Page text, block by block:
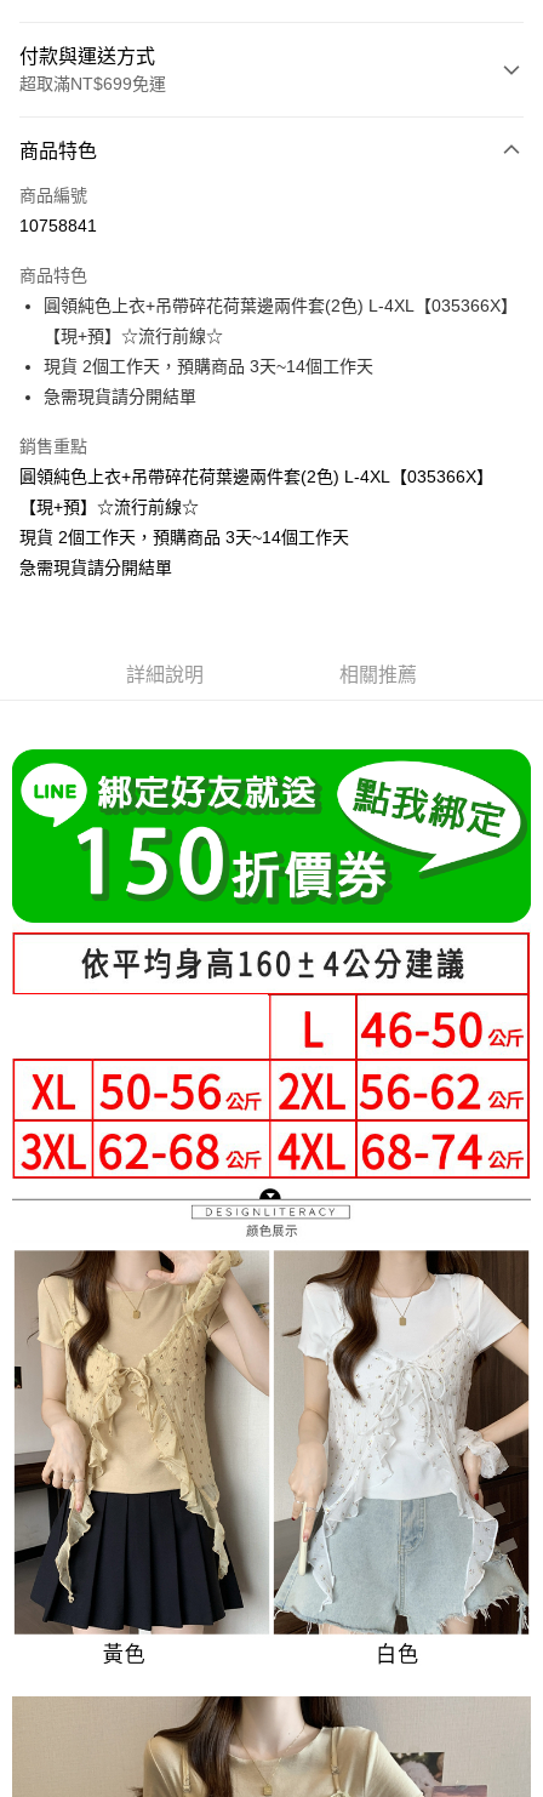
付款與運送方式
超取滿NT$699免運
信用卡一次付款
超商取貨付款
Apple Pay
街口支付
悠遊付
Google Pay
全支付
大哥付你分期
2.付款方式選擇「大哥付你分期」，訂單成立後會自動跳轉到大哥付的交易
4.訂單成立30分鐘內，如未前往確認交易或遇審核未通過，訂單將自動取
消。如遇「轉專審核」未通過狀況，表示未達大哥付你分期系統評分，恕無
法說明評估內容。
【繳款方式說明】
1.分期款項不併入電信帳單，「大哥付你分期」於每月結算日後寄送繳費提
2.透過簡訊連結打開帳單後，可選擇「超商條碼／台灣大直營門市／銀行轉
帳／街口支付／iPASS MONEY」等通路繳費。
【注意事項】
1.本服務係由「台灣大哥大股份有限公司」（以下簡稱本公司）所提供，讓
用戶於交易時，得透過本服務購買商品或服務，並由商店將買賣／分期付款
買賣價金債權讓與本公司後，依約使用本公司帳單繳交帳款。
2.基於同意付款使用「大哥付你分期」之契約關係目的，商店將以您的個人
資料（包含姓名、電話或地址）提供予台灣大哥大進項蒐集、處理及利用，
由本公司與您本人進行分期帳單所需資料之確認、核對及更正。
3.完整用戶服務條款，請詳閱以下連結：https://oppay.tw/userRule
１．簡單：不需註冊會員、不需綁卡、不需儲值。
２．便利：只要手機號碼，簡訊認證，即可結帳。
３．安心：先確認商品／服務後，再付款。
【「AFTEE先享後付」結帳流程】
１．於結帳方式選擇「AFTEE先享後付」後，將跳轉至「AFTEE先享後付」
結帳頁面，進行簡訊認證並確認金額後，即可完成結帳。
２．訂單成立數日內，您將收到繳費通知簡訊。
ATM／網路銀行／等多元方式進行付款，方視為交易完成。
※ 請注意：結帳手續完成當下不需立刻繳費，但若您需要取消訂單，請聯絡
※ 交易是否成功請以「AFTEE先享後付 」之結帳頁面顯示為準，若有關於
是否繳費成功／繳費後需取消欲退款等相關疑問，請聯繫「AFTEE先享後付
客戶支援中心」 https://netprotections.freshdesk.com/support/home
【注意事項】
１．透過由恩沛科技股份有限公司提供之「AFTEE先享後付」服務完成之交
易，需依本服務之必要範圍內提供個人資料，並將交易相關給付款項請求債
權轉讓予恩沛科技股份有限公司。
２．關於個人資料處理事宜，請瀏覽以下網址：
https://aftee.tw/terms/#terms3
３．未成年的使用者請事先徵得法定代理人或監護人之同意方可使用
「AFTEE先享後付」，若未經同意申辦者引起之損失，本公司不負相關責
任。
４．使用「AFTEE先享後付」時，將依據個別帳號之用戶狀況，依本公司即
時審查核予不同之上限額度；若仍有額度不足之情形，本公司將視審查結果
請求用戶進行身份認證。
５．嚴禁一人註冊多個帳號或使用他人資訊註冊。若發現惡意使用之情形，
恩沛科技股份有限公司將有權停止該用戶之使用額度並採取法律行動。
相關說明
「Hami Point」為中華電信所提供之點數服務，可於會員專區綁定中華電信
會員帳號後，即可在購物車使用 Hami Point 折抵消費金額 (1點等於1元)。
ATM付款
運送方式
全家付款取貨
每筆NT$80，滿NT$699(含以上)免運費
付款後全家取貨
每筆NT$80，滿NT$699(含以上)免運費
7-11付款取貨
每筆NT$80，滿NT$699(含以上)免運費
付款後7-11取貨
每筆NT$80，滿NT$699(含以上)免運費
宅配
每筆NT$70，滿NT$699(含以上)免運費
離島-郵局寄送
每筆NT$90，滿NT$699(含以上)免運費
國家/地區配送 查看運費
商品特色
商品編號
10758841
商品特色
圓領純色上衣+吊帶碎花荷葉邊兩件套(2色) L-4XL【035366X】
【現+預】☆流行前線☆
現貨 2個工作天，預購商品 3天~14個工作天
急需現貨請分開結單
銷售重點
圓領純色上衣+吊帶碎花荷葉邊兩件套(2色) L-4XL【035366X】
【現+預】☆流行前線☆
現貨 2個工作天，預購商品 3天~14個工作天
急需現貨請分開結單
詳細說明 相關推薦